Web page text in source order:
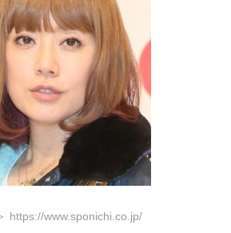
https://www.sponichi.co.jp/